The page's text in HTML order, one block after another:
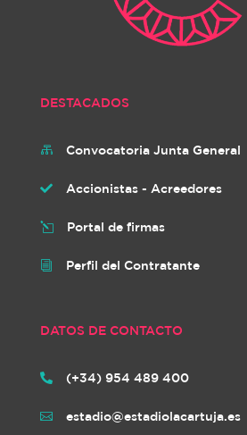
DESTACADOS
 Convocatoria Junta General
 Accionistas - Acreedores
l Portal de firmas
i Perfil del Contratante
DATOS DE CONTACTO
 (+34) 954 489 400
 estadio@estadiolacartuja.es